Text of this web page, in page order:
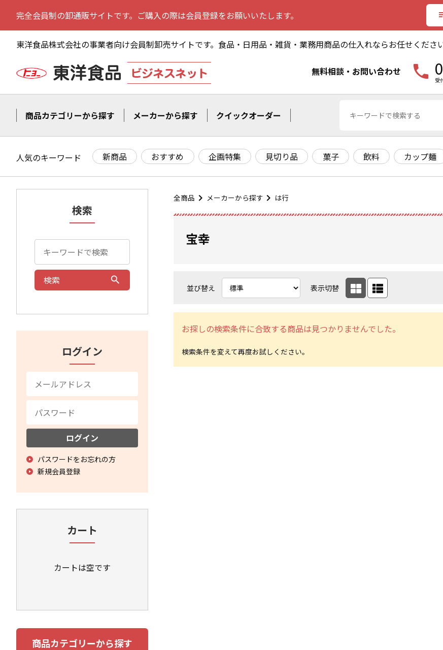
完全会員制の卸通販サイトです。ご購入の際は会員登録をお願いいたします。
東洋食品株式会社の事業者向け会員制卸売サイトです。 食品・日用品・雑貨・業務用商品の仕入れならお任せください
無料相談・お問い合わせ phone 受
商品カテゴリーから探す メーカーから探す クイックオーダー
人気のキーワード 新商品 おすすめ 企画特集 見切り品 菓子 飲料 カップ麺
全商品 メーカーから探す は行
宝幸
並び替え 表示切替
お探しの検索条件に合致する商品は見つかりませんでした。
検索
検索
ログイン
ログイン
パスワードをお忘れの方
新規会員登録
カート
カートは空です
商品カテゴリーから探す